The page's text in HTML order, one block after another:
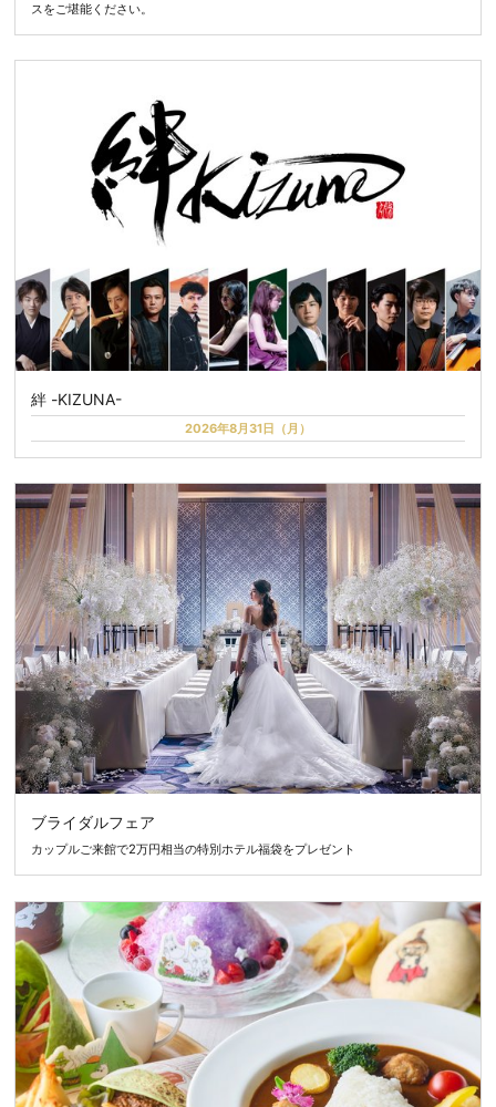
スをご堪能ください。
絆 -KIZUNA-
2026年8月31日（月）
ブライダルフェア
カップルご来館で2万円相当の特別ホテル福袋をプレゼント